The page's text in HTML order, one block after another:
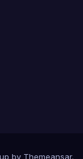
by Themeansar.